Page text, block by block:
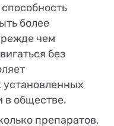
более
чем
без
в обществе.
препаратов,